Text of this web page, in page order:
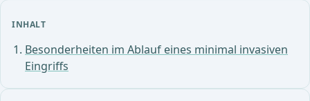
INHALT
Besonderheiten im Ablauf eines minimal invasiven
Eingriffs